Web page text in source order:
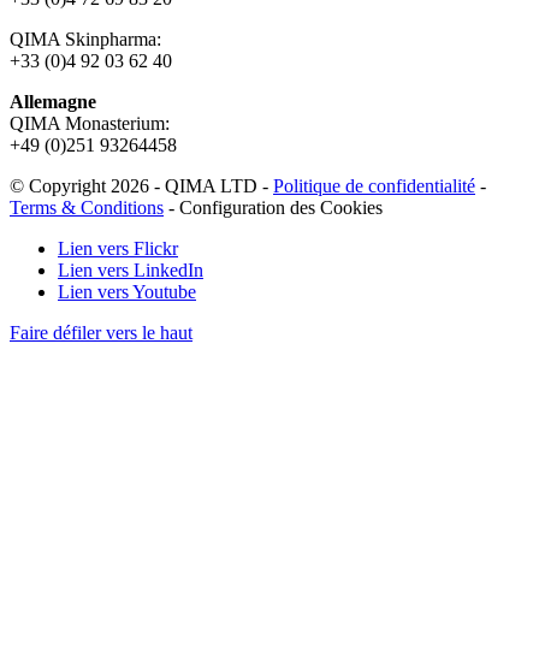
QIMA Skinpharma:
+33 (0)4 92 03 62 40
Allemagne
QIMA Monasterium:
+49 (0)251 93264458
© Copyright 2026 - QIMA LTD - Politique de confidentialité -
Terms & Conditions - Configuration des Cookies
Lien vers Flickr
Lien vers LinkedIn
Lien vers Youtube
Faire défiler vers le haut